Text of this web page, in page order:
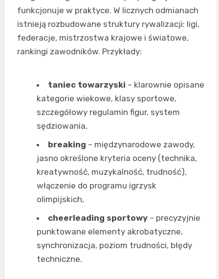
funkcjonuje w praktyce. W licznych odmianach
istnieją rozbudowane struktury rywalizacji: ligi,
federacje, mistrzostwa krajowe i światowe,
rankingi zawodników. Przykłady:
taniec towarzyski – klarownie opisane
kategorie wiekowe, klasy sportowe,
szczegółowy regulamin figur, system
sędziowania,
breaking – międzynarodowe zawody,
jasno określone kryteria oceny (technika,
kreatywność, muzykalność, trudność),
włączenie do programu igrzysk
olimpijskich,
cheerleading sportowy – precyzyjnie
punktowane elementy akrobatyczne,
synchronizacja, poziom trudności, błędy
techniczne.